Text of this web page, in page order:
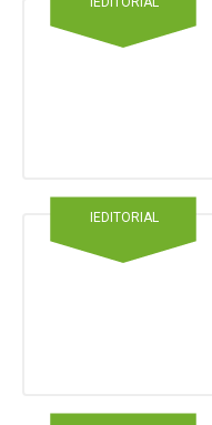
IEDITORIAL